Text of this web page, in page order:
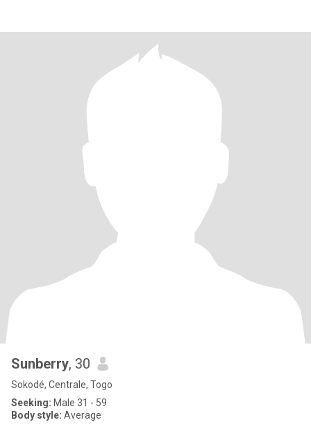
Sunberry, 30
Sokodé, Centrale, Togo
Seeking: Male 31 - 59
Body style: Average